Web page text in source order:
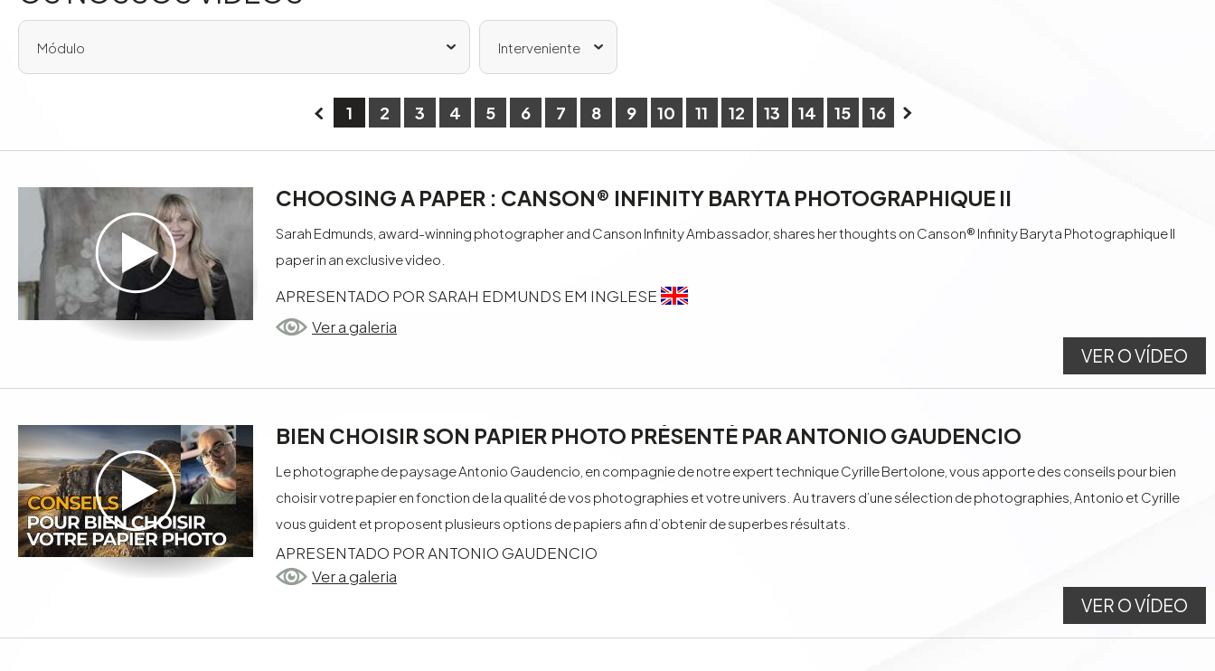
Módulo Interveniente
1 2 3 4 5 6 7 8 9 10 11 12 13 14 15 16
CHOOSING A PAPER : CANSON® INFINITY BARYTA PHOTOGRAPHIQUE II
Sarah Edmunds, award-winning photographer and Canson Infinity Ambassador, shares her thoughts on Canson® Infinity Baryta Photographique II
paper in an exclusive video.
APRESENTADO POR SARAH EDMUNDS EM INGLESE
Ver a galeria
VER O VÍDEO
BIEN CHOISIR SON PAPIER PHOTO PRÉSENTÉ PAR ANTONIO GAUDENCIO
Le photographe de paysage Antonio Gaudencio, en compagnie de notre expert technique Cyrille Bertolone, vous apporte des conseils pour bien
choisir votre papier en fonction de la qualité de vos photographies et votre univers. Au travers d’une sélection de photographies, Antonio et Cyrille
vous guident et proposent plusieurs options de papiers afin d’obtenir de superbes résultats.
APRESENTADO POR ANTONIO GAUDENCIO
Ver a galeria
VER O VÍDEO